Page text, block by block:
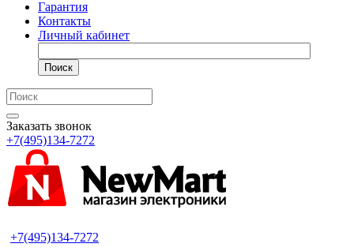
Гарантия
Контакты
Личный кабинет
Поиск
Заказать звонок
+7(495)134-7272
+7(495)134-7272